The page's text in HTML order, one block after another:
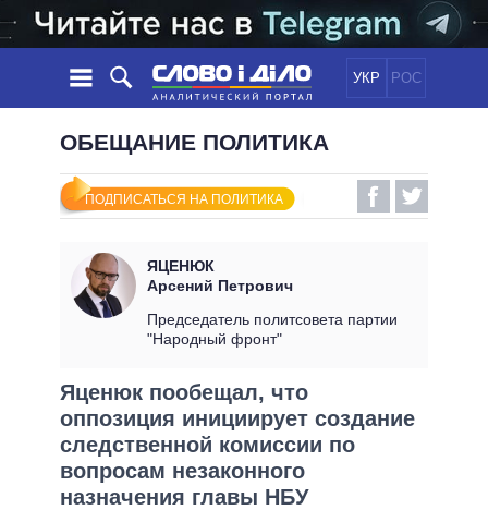
УКР РОС
НОВОСТИ
ЛЕНТА
СОБЫТИЯ
СТАТЬИ
МНЕНИЯ
ОБЗОРЫ
ДАЙДЖЕСТЫ
ПОЛИТИКА
ЭКОНОМИКА
МИР
ОБЕЩАНИЯ
ВСЕ ПОЛИТИКИ
ПРЕЗИДЕНТ И ОФИС
ВЕРХОВНАЯ РАДА
ГЛАВЫ ОБЛАДМИНИСТРАЦИЙ
МЭРЫ
ВСЕ ПЕРСОНЫ
ИНФОГРАФИКА
ВИДЕО
СРАВНЕНИЕ ПОЛИТИКОВ
ОБЕЩАНИЕ ПОЛИТИКА
ПОДПИСАТЬСЯ НА ПОЛИТИКА
ЯЦЕНЮК
Арсений Петрович
Председатель политсовета партии
"Народный фронт"
Яценюк пообещал, что
оппозиция инициирует создание
следственной комиссии по
вопросам незаконного
назначения главы НБУ